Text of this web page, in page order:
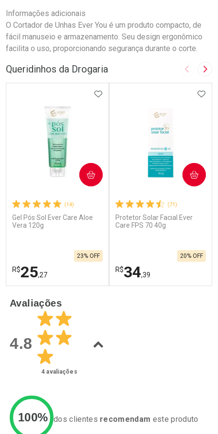
Informações adicionais
O Cortador de Unhas Ever You é um produto compacto, de
fácil manuseio e armazenamento. Seu design ergonômico
facilita o uso, proporcionando segurança durante o corte.
Queridinhos da Drogaria Imagem
(14)
Gel Pós Sol Ever Care Aloe
Vera 120g
R$25,27
23% OFF
ADICIONAR AOS FAVORITOS
COMPRAR
Laboratório
Por Menos
(71)
Protetor Solar Facial Ever
Care FPS 70 40g
R$34,39
20% OFF
COMPRAR
Avaliações
4.8
4 avaliações
100% dos clientes recomendam este produto